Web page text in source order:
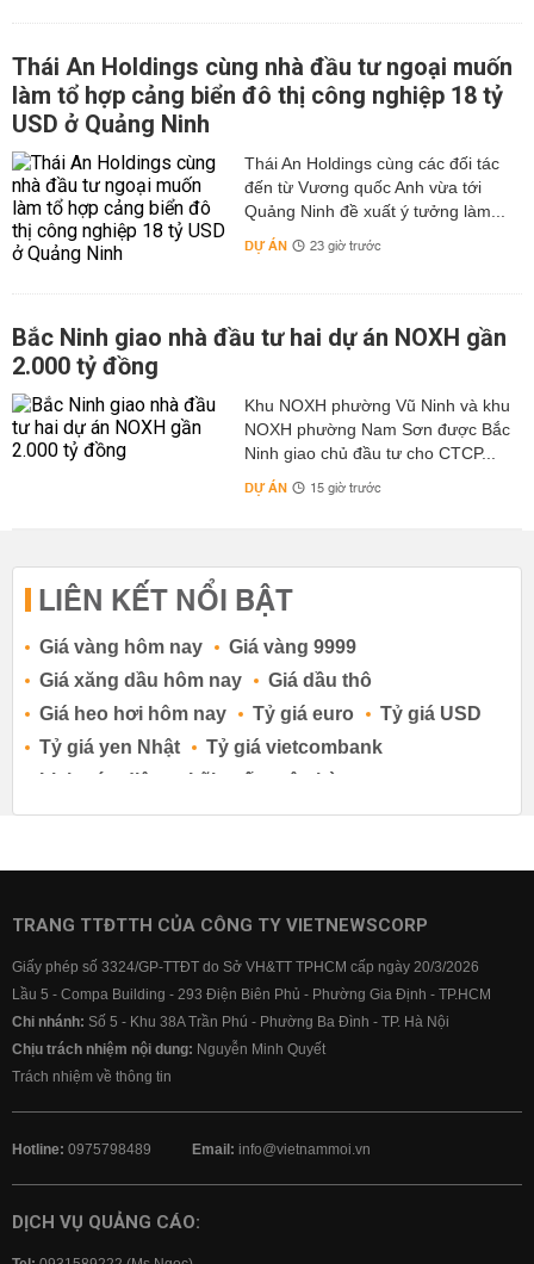
Thái An Holdings cùng nhà đầu tư ngoại muốn
làm tổ hợp cảng biển đô thị công nghiệp 18 tỷ
USD ở Quảng Ninh
Thái An Holdings cùng các đối tác
đến từ Vương quốc Anh vừa tới
Quảng Ninh đề xuất ý tưởng làm...
DỰ ÁN 23 giờ trước
Bắc Ninh giao nhà đầu tư hai dự án NOXH gần
2.000 tỷ đồng
Khu NOXH phường Vũ Ninh và khu
NOXH phường Nam Sơn được Bắc
Ninh giao chủ đầu tư cho CTCP...
DỰ ÁN 15 giờ trước
LIÊN KẾT NỔI BẬT
Giá vàng hôm nay
Giá vàng 9999
Giá xăng dầu hôm nay
Giá dầu thô
Giá heo hơi hôm nay
Tỷ giá euro
Tỷ giá USD
Tỷ giá yen Nhật
Tỷ giá vietcombank
Lịch cúp điện
Lãi suất ngân hàng
Lãi suất tiết kiệm
Lãi suất tiền gửi
Lãi suất ngân hàng BIDV
Lãi suất ngân hàng Vietcombank
TRANG TTĐTTH CỦA CÔNG TY VIETNEWSCORP
Giấy phép số 3324/GP-TTĐT do Sở VH&TT TPHCM cấp ngày 20/3/2026
Lầu 5 - Compa Building - 293 Điện Biên Phủ - Phường Gia Định - TP.HCM
Chi nhánh: Số 5 - Khu 38A Trần Phú - Phường Ba Đình - TP. Hà Nội
Chịu trách nhiệm nội dung: Nguyễn Minh Quyết
Trách nhiệm về thông tin
Hotline: 0975798489 Email: info@vietnammoi.vn
DỊCH VỤ QUẢNG CÁO: